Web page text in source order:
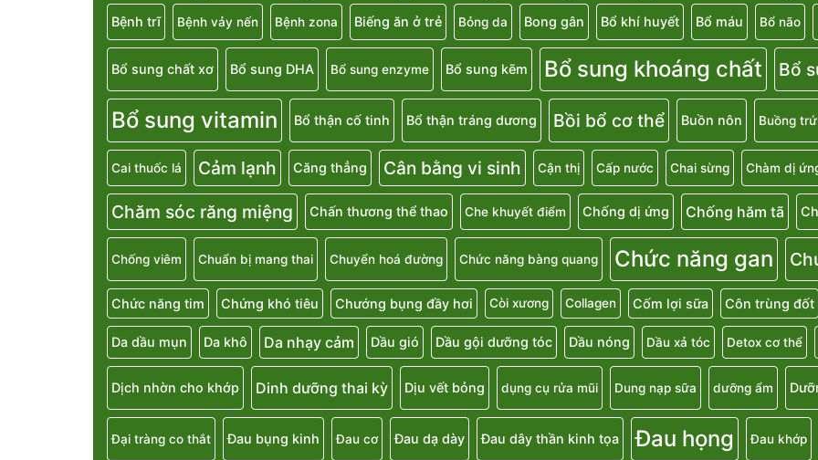
Bệnh trĩ Bệnh vảy nến Bệnh zona Biếng ăn ở trẻ Bỏng da Bong gân Bổ khí huyết Bổ máu Bổ não
Bổ sung chất xơ Bổ sung DHA Bổ sung enzyme Bổ sung kẽm Bổ sung khoáng chất Bổ
Bổ sung vitamin Bổ thận cố tinh Bổ thận tráng dương Bồi bổ cơ thể Buồn nôn Buồng
Cai thuốc lá Cảm lạnh Căng thẳng Cân bằng vi sinh Cận thị Cấp nước Chai sừng Chàm dị
Chăm sóc răng miệng Chấn thương thể thao Che khuyết điểm Chống dị ứng Chống hăm tã
Chống viêm Chuẩn bị mang thai Chuyển hoá đường Chức năng bàng quang Chức năng gan
Chức năng tim Chứng khó tiêu Chướng bụng đầy hơi Còi xương Collagen Cốm lợi sữa Côn trùng đốt
Da dầu mụn Da khô Da nhạy cảm Dầu gió Dầu gội dưỡng tóc Dầu nóng Dầu xả tóc Detox cơ thể
Dịch nhờn cho khớp Dinh dưỡng thai kỳ Dịu vết bỏng dụng cụ rửa mũi Dung nạp sữa dưỡng ẩm
Đại tràng co thắt Đau bụng kinh Đau cơ Đau dạ dày Đau dây thần kinh tọa Đau họng Đau khớp